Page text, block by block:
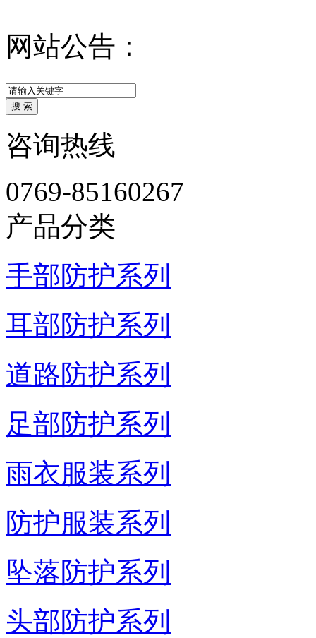
网站公告：
咨询热线
0769-85160267
产品分类
手部防护系列
耳部防护系列
道路防护系列
足部防护系列
雨衣服装系列
防护服装系列
坠落防护系列
头部防护系列